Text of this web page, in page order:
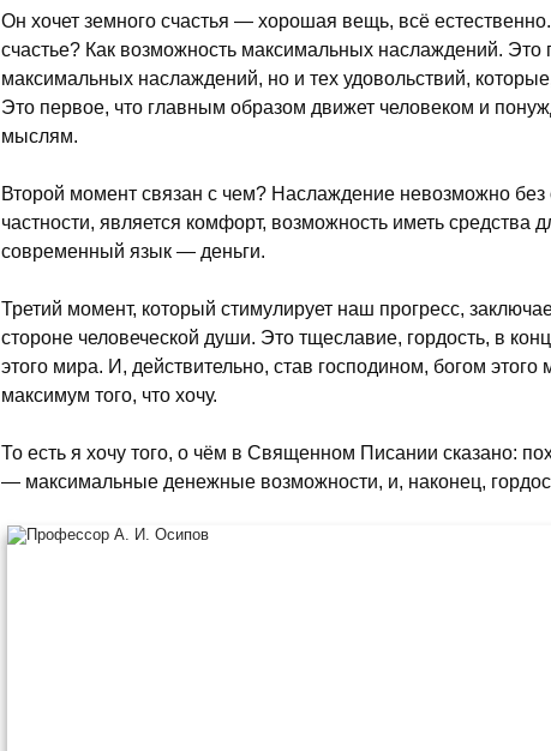
Он хочет земного счастья — хорошая вещь, всё
счастье? Как возможность максимальных наслаждений. Это
максимальных наслаждений, но и тех удовольствий,
Это первое, что главным образом движет человеком и
мыслям.
Второй момент связан с чем? Наслаждение невозможно
частности, является комфорт, возможность иметь средства
современный язык — деньги.
Третий момент, который стимулирует наш прогресс,
стороне человеческой души. Это тщеславие, гордость, в
этого мира. И, действительно, став господином, богом
максимум того, что хочу.
То есть я хочу того, о чём в Священном Писании сказано:
— максимальные денежные возможности, и, наконец,